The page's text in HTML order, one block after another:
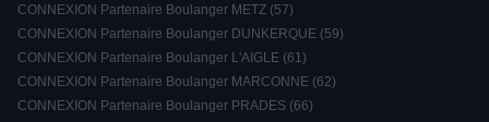
CONNEXION Partenaire Boulanger METZ (57)
CONNEXION Partenaire Boulanger DUNKERQUE (59)
CONNEXION Partenaire Boulanger L'AIGLE (61)
CONNEXION Partenaire Boulanger MARCONNE (62)
CONNEXION Partenaire Boulanger PRADES (66)